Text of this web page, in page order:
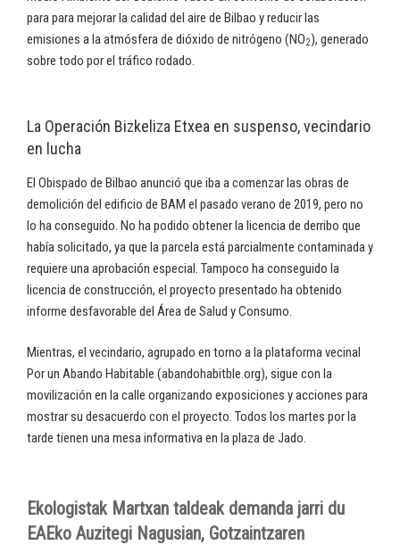
para para mejorar la calidad del aire de Bilbao y reducir las
emisiones a la atmósfera de dióxido de nitrógeno (NO2), generado
sobre todo por el tráfico rodado.
La Operación Bizkeliza Etxea en suspenso, vecindario
en lucha
El Obispado de Bilbao anunció que iba a comenzar las obras de
demolición del edificio de BAM el pasado verano de 2019, pero no
lo ha conseguido. No ha podido obtener la licencia de derribo que
había solicitado, ya que la parcela está parcialmente contaminada y
requiere una aprobación especial. Tampoco ha conseguido la
licencia de construcción, el proyecto presentado ha obtenido
informe desfavorable del Área de Salud y Consumo.
Mientras, el vecindario, agrupado en torno a la plataforma vecinal
Por un Abando Habitable (abandohabitble.org), sigue con la
movilización en la calle organizando exposiciones y acciones para
mostrar su desacuerdo con el proyecto. Todos los martes por la
tarde tienen una mesa informativa en la plaza de Jado.
Ekologistak Martxan taldeak demanda jarri du
EAEko Auzitegi Nagusian, Gotzaintzaren